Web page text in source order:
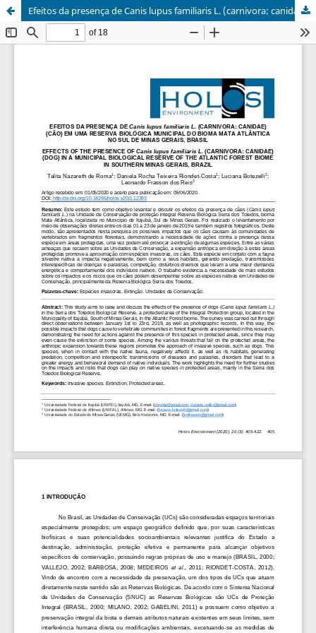
Efeitos da presença de Canis lupus familiaris L. (carnivora: canidae) (cão) em uma reserva biológica municipal do bioma mata atlântica no sul de Minas Gerais, Brasil